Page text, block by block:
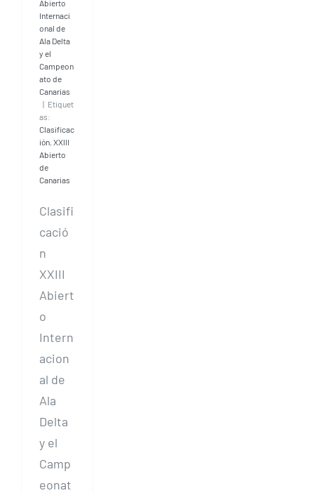
Abierto
Internaci
onal de
Ala Delta
y el
Campeon
ato de
Canarias
| Etiquet
as:
Clasificac
ión, XXIII
Abierto
de
Canarias
Clasifi
cació
n
XXIII
Abiert
o
Intern
acion
al de
Ala
Delta
y el
Camp
eonat